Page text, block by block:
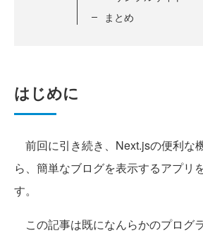
まとめ
はじめに
前回に引き続き、Next.jsの便利な
ら、簡単なブログを表示するアプリ
す。
この記事は既になんらかのプログ